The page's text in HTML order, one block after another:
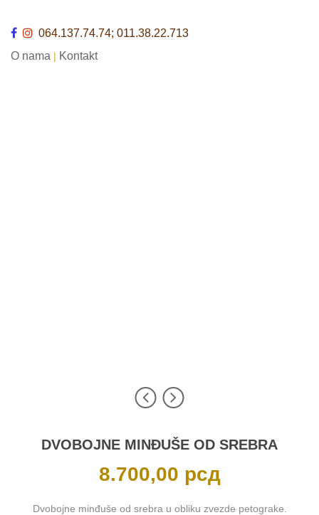
064.137.74.74; 011.38.22.713
O nama | Kontakt
DVOBOJNE MINĐUŠE OD SREBRA
8.700,00 рсд
Dvobojne minđuše od srebra u obliku zvezde petograke.